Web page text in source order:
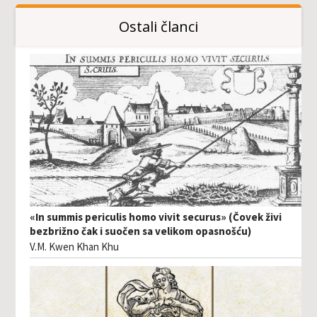
Ostali članci
«In summis periculis homo vivit securus» (Čovek živi
bezbrižno čak i suočen sa velikom opasnošću)
V.M. Kwen Khan Khu